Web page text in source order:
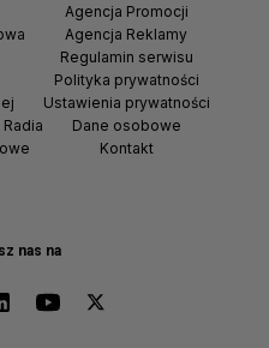
nas na
Agencja Promocji
Agencja Reklamy
Regulamin serwisu
Polityka prywatności
Ustawienia prywatności
Dane osobowe
Kontakt